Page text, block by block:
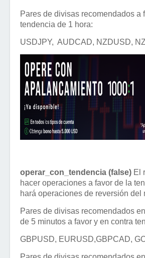
Pares de divisas recomendados a
tendencia de 1 hora:
USDJPY, AUDCAD, NZDUSD,
operar_con_tendencia (false) El
hacer operaciones a favor de la
hará operaciones de reversión del
Pares de divisas recomendados
de 5 minutos a favor y en contra
GBPUSD, EURUSD,GBPCAD,